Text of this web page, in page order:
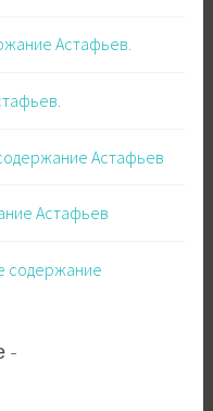
Астафьев.
Астафьев
Астафьев
содержание